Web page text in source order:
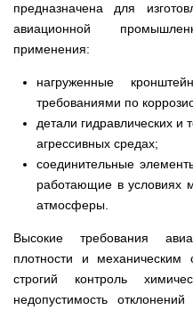
предназначена для
авиационной
применения:
нагруженные
требованиями по
детали гидравлических
агрессивных средах;
соединительные
работающие в условиях
атмосферы.
Высокие требования
плотности и механическим
строгий контроль
недопустимость